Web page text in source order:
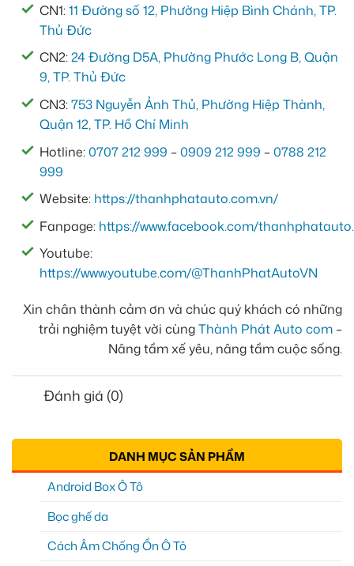
CN1:11 Đường số 12, Phường Hiệp Bình Chánh, TP.
Thủ Đức
CN2:24 Đường D5A, Phường Phước Long B, Quận
9, TP. Thủ Đức
CN3:753 Nguyễn Ảnh Thủ, Phường Hiệp Thành,
Quận 12, TP. Hồ Chí Minh
Hotline:0707 212 999 –0909 212 999 –0788 212
999
Website: https://thanhphatauto.com.vn/
Fanpage: https://www.facebook.com/
Youtube:
https://www.youtube.com/@ThanhPhatAutoVN
Xin chân thành cảm ơn và chúc quý khách có những
trải nghiệm tuyệt vời cùngThành Phát Auto com –
Nâng tầm xế yêu, nâng tầm cuộc sống.
Đánh giá (0)
DANH MỤC SẢN PHẨM
Android Box Ô Tô
Bọc ghế da
Cách Âm Chống Ồn Ô Tô